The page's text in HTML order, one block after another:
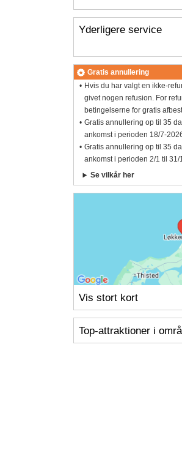
Yderligere service
Gratis annullering
Hvis du har valgt en ikke-
givet nogen refusion. For
betingelserne for gratis
Gratis annullering op til 35
ankomst i perioden 18/7-
Gratis annullering op til 35
ankomst i perioden 2/1 til 31/
Se vilkår her
Vis stort kort
Top-attraktioner i